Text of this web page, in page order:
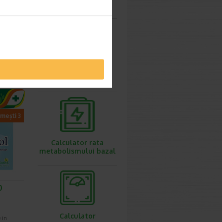
cu…
3
in
greutate ideala
Calculator rata
metabolismului bazal
Calculator